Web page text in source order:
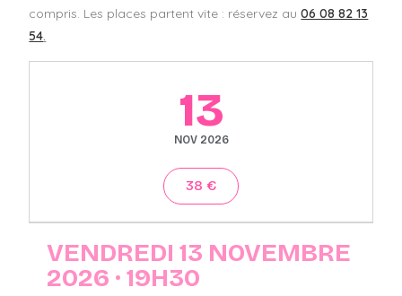
compris. Les places partent vite : réservez au06 08 82 13
54.
13
NOV 2026
38 €
VENDREDI 13 NOVEMBRE
2026 · 19H30